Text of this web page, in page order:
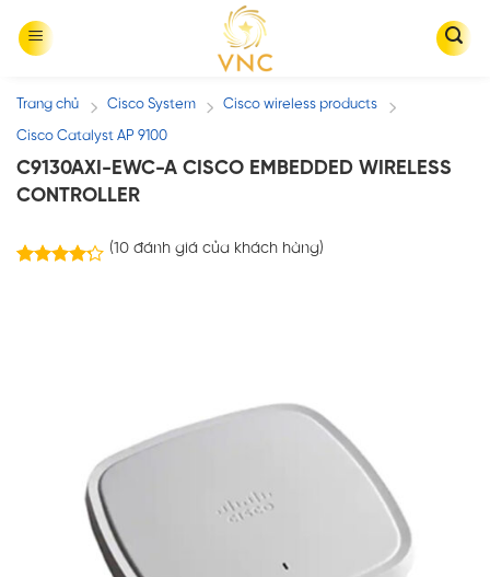
Trang chủ / Cisco System / Cisco wireless products /
Cisco Catalyst AP 9100
C9130AXI-EWC-A CISCO EMBEDDED WIRELESS
CONTROLLER
(10đánh giá của khách hàng)